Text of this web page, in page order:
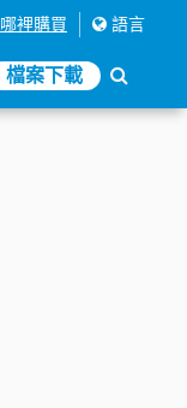
哪裡購買 語言
檔案下載